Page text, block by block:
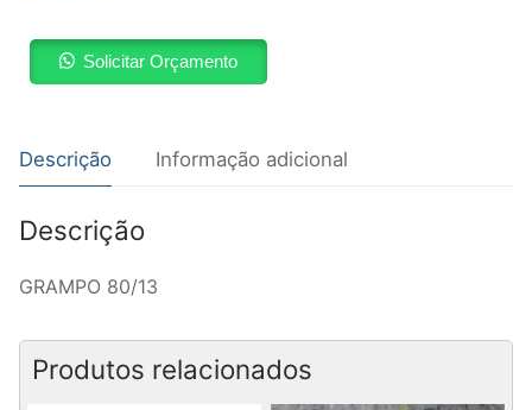
Solicitar Orçamento
Descrição Informação adicional
Descrição
GRAMPO 80/13
Produtos relacionados